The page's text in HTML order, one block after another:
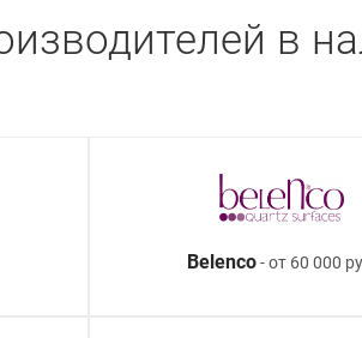
в
Belenco- от 60 000